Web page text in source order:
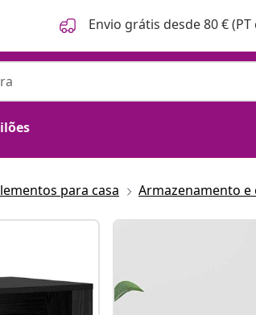
Envio grátis desde 80 €
para casa Armazenamento e